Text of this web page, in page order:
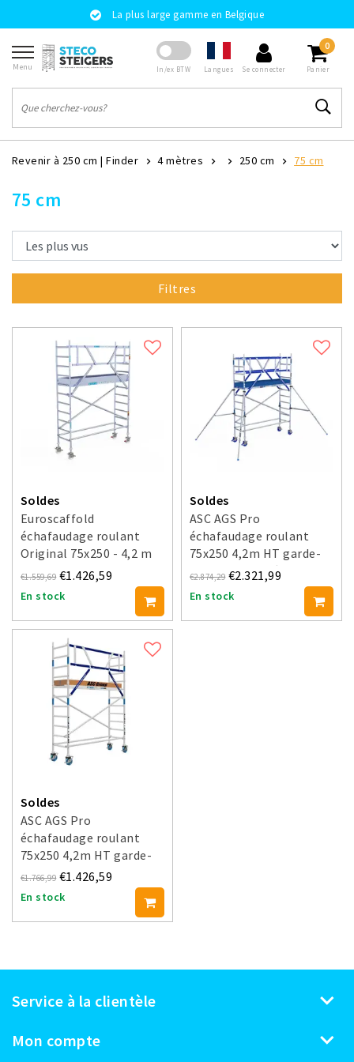
La plus large gamme en Belgique
Menu In/ex BTW Langues Se connecter
0
Panier
Revenir à 250 cm |Finder 4 mètres 250 cm 75 cm
75 cm
Filtres
Soldes
Euroscaffold
échafaudage roulant
Original 75x250 - 4,2 m
hauteur travail
€1.559,69 €1.426,59
En stock
Soldes
ASC AGS Pro
échafaudage roulant
75x250 4,2m HT garde-
corps deux côtés
€2.874,29 €2.321,99
En stock
Soldes
ASC AGS Pro
échafaudage roulant
75x250 4,2m HT garde-
corps un côté
€1.766,99 €1.426,59
En stock
Service à la clientèle
Mon compte